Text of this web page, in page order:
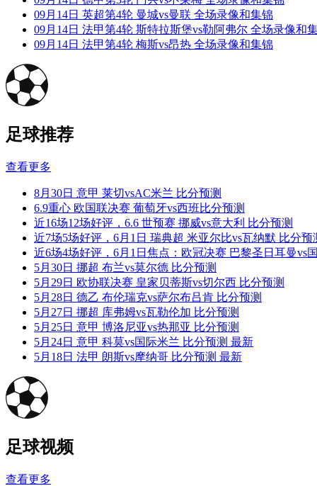
09月14日 英超第4轮 曼城vs曼联 全场录像和集锦
09月14日 法甲第4轮 斯特拉斯堡vs勒阿弗尔 全场录像和
09月14日 法甲第4轮 梅斯vs昂热 全场录像和集锦
足球推荐
查看更多
8月30日 意甲 莱切vsAC米兰 比分预测
6.9重心 欧国联决赛 葡萄牙vs西班比分预测
近16场12场好评，6.6 世预赛 挪威vs意大利 比分预测
近7场5场好评，6月1日 瑞典超 米亚尔比vs瓦纳默 比分预
近6场4场好评，6月1日焦点：欧冠决赛 巴黎圣日耳曼vs
5月30日 挪超 布兰vs莫尔德 比分预测
5月29日 欧协联决赛 皇家贝蒂斯vs切尔西 比分预测
5月28日 德乙 布伦瑞克vs萨尔布吕肯 比分预测
5月27日 挪超 库弗姆vs瓦勒伦加 比分预测
5月25日 意甲 博洛尼亚vs热那亚 比分预测
5月24日 意甲 科莫vs国际米兰 比分预测 最新
5月18日 法甲 朗斯vs摩纳哥 比分预测 最新
足球视频
查看更多